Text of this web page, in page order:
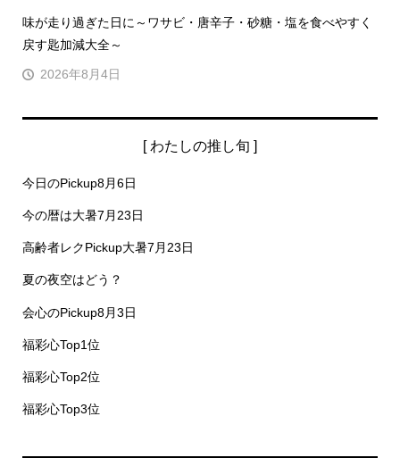
味が走り過ぎた日に～ワサビ・唐辛子・砂糖・塩を食べやすく
戻す匙加減大全～
2026年8月4日
[ わたしの推し旬 ]
今日のPickup8月6日
今の暦は大暑7月23日
高齢者レクPickup大暑7月23日
夏の夜空はどう？
会心のPickup8月3日
福彩心Top1位
福彩心Top2位
福彩心Top3位